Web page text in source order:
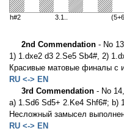
h#2 3.1..
2nd Commendation - No
1) 1.dxe2 d3 2.Se5 Sb4#, 2)
Красивые матовые финалы с
RU <-> EN
3rd Commendation - No
a) 1.Sd6 Sd5+ 2.Ke4 Shf6#; b)
Несложный замысел
RU <-> EN